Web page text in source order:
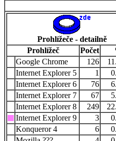
Prohlížeče - detailně
Prohlížeč
Počet
Google Chrome
126
Internet Explorer 5
1
Internet Explorer 6
76
Internet Explorer 7
67
Internet Explorer 8
249
Internet Explorer 9
3
Konqueror 4
6